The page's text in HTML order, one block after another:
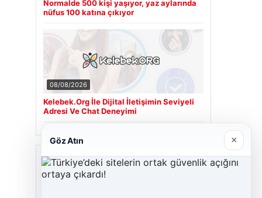
Normalde 500 kişi yaşıyor, yaz aylarında
nüfus 100 katına çıkıyor
08/08/2026
Kelebek.Org İle Dijital İletişimin Seviyeli
Adresi Ve Chat Deneyimi
Son Eklenen Firmalar
Göz Atın ×